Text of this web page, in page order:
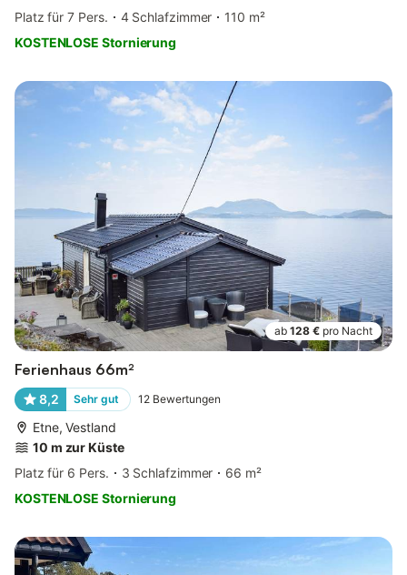
Platz für 7 Pers.
4 Schlafzimmer
110 m²
KOSTENLOSE Stornierung
ab 128 € pro Nacht
Ferienhaus 66m²
8,2 Sehr gut 12 Bewertungen
Etne, Vestland
10 m zur Küste
Platz für 6 Pers.
3 Schlafzimmer
66 m²
KOSTENLOSE Stornierung